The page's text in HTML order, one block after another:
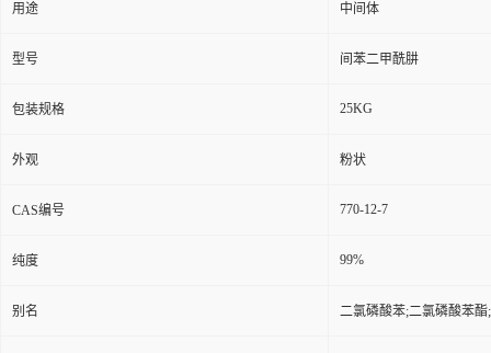
用途 中间体
型号 间苯二甲酰肼
包装规格 25KG
外观 粉状
CAS编号 770-12-7
纯度 99%
别名 二氯磷酸苯;二氯磷酸苯